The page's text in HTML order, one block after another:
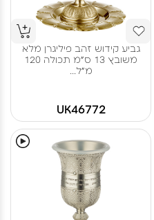
גביע קידוש זהב פיליגרן מלא
משובץ 13 ס"מ תכולה 120
מ"ל...
UK46772